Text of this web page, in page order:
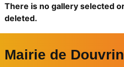
There is no gallery selected
deleted.
Mairie de Douvrin